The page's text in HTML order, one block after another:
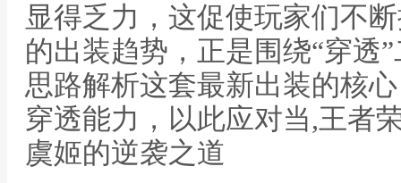
显得乏力，这促使玩家们不
的出装趋势，正是围绕“穿透
思路解析这套最新出装的核
穿透能力，以此应对当,王者
虞姬的逆袭之道